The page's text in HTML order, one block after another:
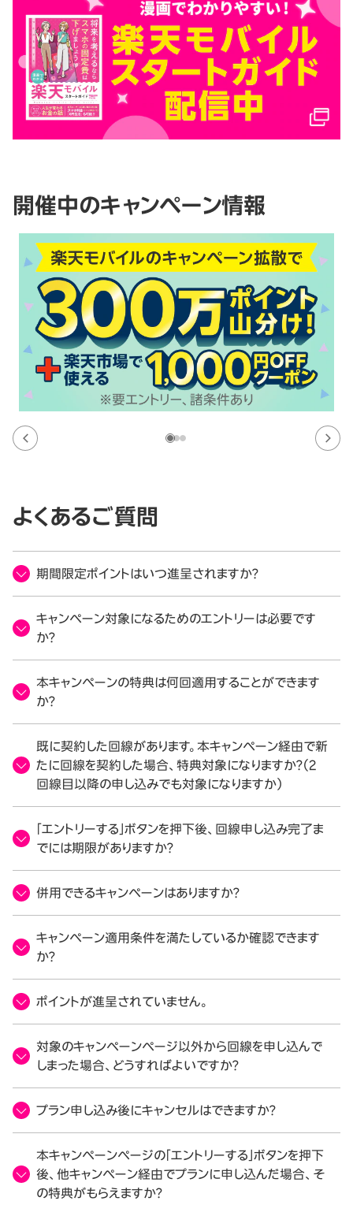
開催中のキャンペーン情報
よくあるご質問
期間限定ポイントはいつ進呈されますか？
キャンペーン対象になるためのエントリーは必要です
か？
本キャンペーンの特典は何回適用することができます
か？
既に契約した回線があります。本キャンペーン経由で新
たに回線を契約した場合、特典対象になりますか？（2
回線目以降の申し込みでも対象になりますか）
「エントリーする」ボタンを押下後、回線申し込み完了ま
でには期限がありますか？
併用できるキャンペーンはありますか？
キャンペーン適用条件を満たしているか確認できます
か？
ポイントが進呈されていません。
対象のキャンペーンページ以外から回線を申し込んで
しまった場合、どうすればよいですか？
プラン申し込み後にキャンセルはできますか？
本キャンペーンページの「エントリーする」ボタンを押下
後、他キャンペーン経由でプランに申し込んだ場合、そ
の特典がもらえますか？